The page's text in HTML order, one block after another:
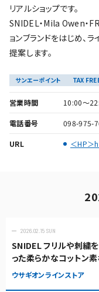
リアルショップです。
SNIDEL・Mila Owen・
ョンブランドをはじめ、
提案します。
サンエーポイント TAX
営業時間 10:00～
電話番号 098-975-
URL ＜HP
2026.02.15 SUN
SNIDEL フリルや刺繍
った柔らかなコットン
マンティックなBOHO
ク✨
ウサギオンラインストア